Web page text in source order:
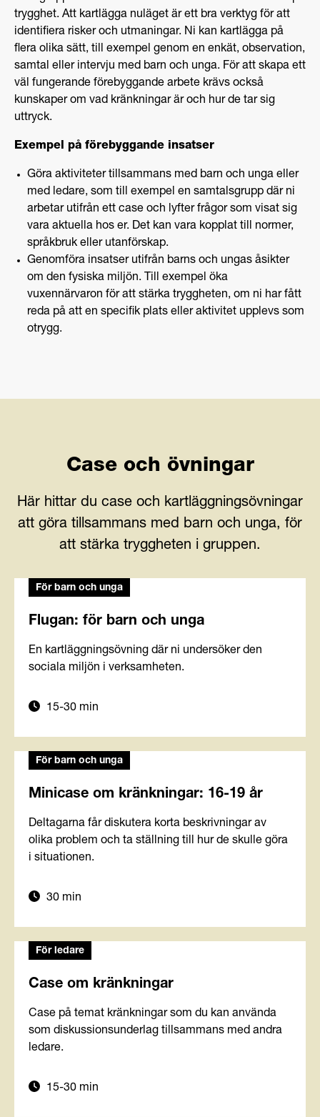
trygghet. Att kartlägga nuläget är ett bra verktyg för att
identifiera risker och utmaningar. Ni kan kartlägga på
flera olika sätt, till exempel genom en enkät, observation,
samtal eller intervju med barn och unga. För att skapa ett
väl fungerande förebyggande arbete krävs också
kunskaper om vad kränkningar är och hur de tar sig
uttryck.
Exempel på förebyggande insatser
Göra aktiviteter tillsammans med barn och unga eller
med ledare, som till exempel en samtalsgrupp där ni
arbetar utifrån ett case och lyfter frågor som visat sig
vara aktuella hos er. Det kan vara kopplat till normer,
språkbruk eller utanförskap.
Genomföra insatser utifrån barns och ungas åsikter
om den fysiska miljön. Till exempel öka
vuxennärvaron för att stärka tryggheten, om ni har fått
reda på att en specifik plats eller aktivitet upplevs som
otrygg.
Case och övningar
Här hittar du case och kartläggningsövningar
att göra tillsammans med barn och unga, för
att stärka tryggheten i gruppen.
För barn och unga
Flugan: för barn och unga
En kartläggningsövning där ni undersöker den
sociala miljön i verksamheten.
15-30 min
För barn och unga
Minicase om kränkningar: 16-19 år
Deltagarna får diskutera korta beskrivningar av
olika problem och ta ställning till hur de skulle göra
i situationen.
30 min
För ledare
Case om kränkningar
Case på temat kränkningar som du kan använda
som diskussionsunderlag tillsammans med andra
ledare.
15-30 min